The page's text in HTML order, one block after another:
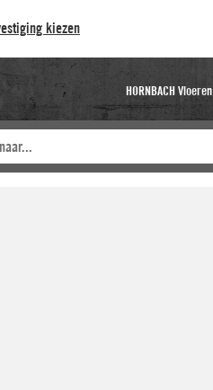
kiezen
HORNBACH Vloeren